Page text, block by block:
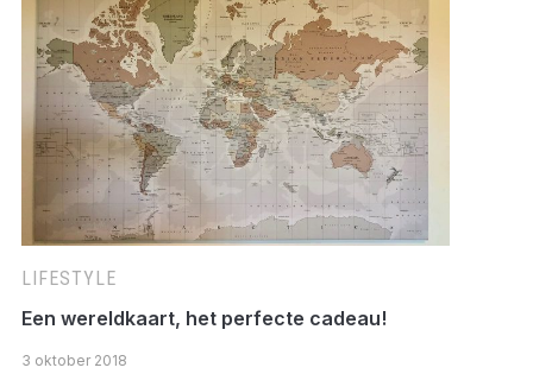
LIFESTYLE
Een wereldkaart, het perfecte cadeau!
3 oktober 2018